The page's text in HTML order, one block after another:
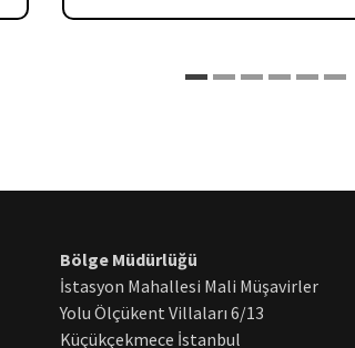
Bölge Müdürlüğü
İstasyon Mahallesi Mali Müşavirler
Yolu Ölçükent Villaları 6/13
Küçükçekmece İstanbul